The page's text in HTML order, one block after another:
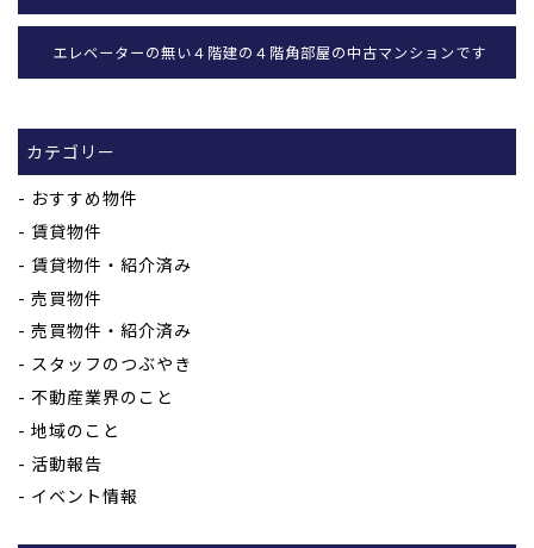
エレベーターの無い４階建の４階角部屋の中古マンションです
カテゴリー
おすすめ物件
賃貸物件
賃貸物件・紹介済み
売買物件
売買物件・紹介済み
スタッフのつぶやき
不動産業界のこと
地域のこと
活動報告
イベント情報